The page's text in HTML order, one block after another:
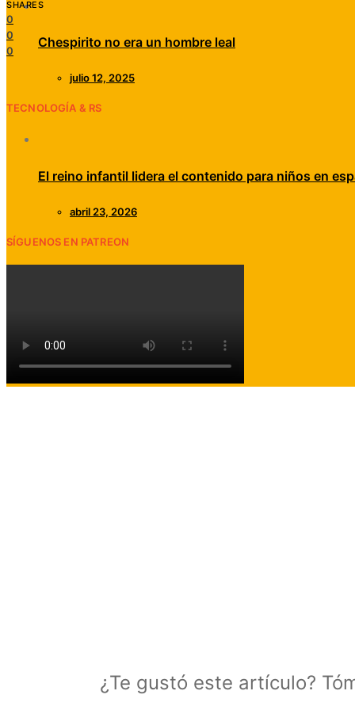
Chespirito no era un hombre leal
julio 12, 2025
TECNOLOGÍA & RS
El reino infantil lidera el contenido para niños en
abril 23, 2026
SÍGUENOS EN PATREON
SHARES
0
0
0
¿Te gustó este artículo?